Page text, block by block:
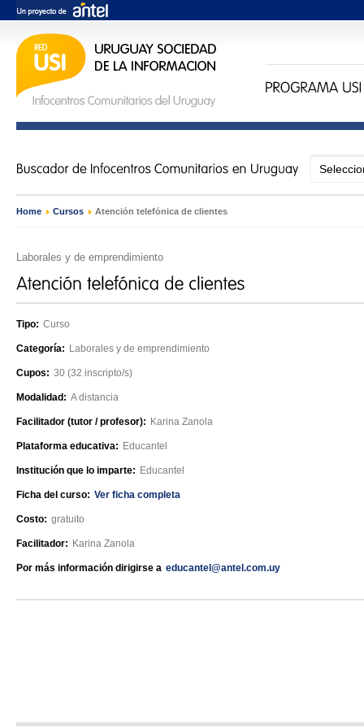
Home › Cursos › Atención telefónica de clientes
Laborales y de emprendimiento
Tipo: Curso
Categoría: Laborales y de emprendimiento
Cupos: 30 (32 inscripto/s)
Modalidad: A distancia
Facilitador (tutor / profesor): Karina Zanola
Plataforma educativa: Educantel
Institución que lo imparte: Educantel
Ficha del curso: Ver ficha completa
Costo: gratuito
Facilitador: Karina Zanola
Por más información dirigirse a educantel@antel.com.uy